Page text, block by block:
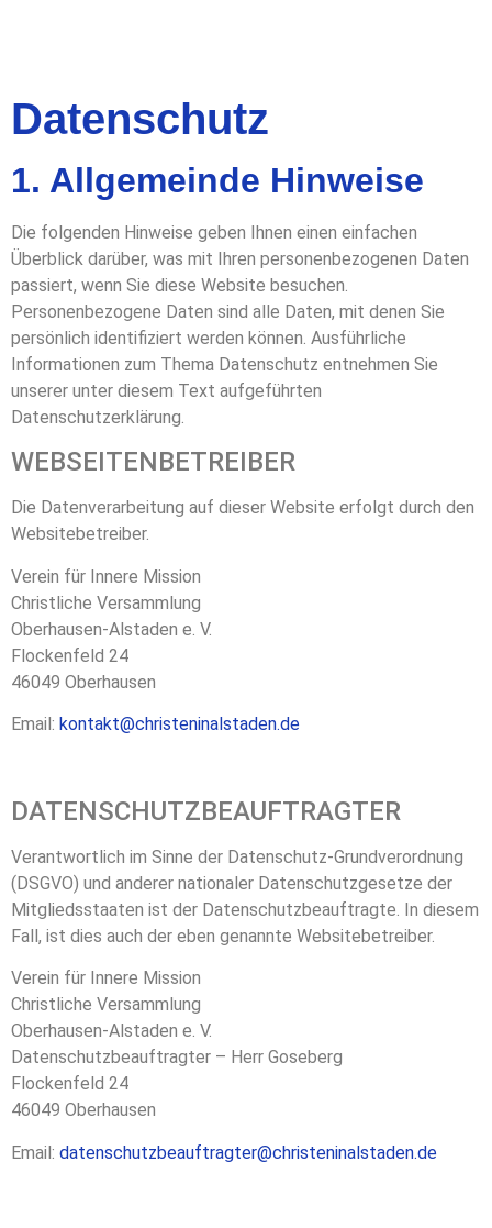
Datenschutz
1. Allgemeinde Hinweise
Die folgenden Hinweise geben Ihnen einen einfachen
Überblick darüber, was mit Ihren personenbezogenen Daten
passiert, wenn Sie diese Website besuchen.
Personenbezogene Daten sind alle Daten, mit denen Sie
persönlich identifiziert werden können. Ausführliche
Informationen zum Thema Datenschutz entnehmen Sie
unserer unter diesem Text aufgeführten
Datenschutzerklärung.
WEBSEITENBETREIBER
Die Datenverarbeitung auf dieser Website erfolgt durch den
Websitebetreiber.
Verein für Innere Mission
Christliche Versammlung
Oberhausen-Alstaden e. V.
Flockenfeld 24
46049 Oberhausen
Email: kontakt@christeninalstaden.de
DATENSCHUTZBEAUFTRAGTER
Verantwortlich im Sinne der Datenschutz-Grundverordnung
(DSGVO) und anderer nationaler Datenschutzgesetze der
Mitgliedsstaaten ist der Datenschutzbeauftragte. In diesem
Fall, ist dies auch der eben genannte Websitebetreiber.
Verein für Innere Mission
Christliche Versammlung
Oberhausen-Alstaden e. V.
Datenschutzbeauftragter – Herr Goseberg
Flockenfeld 24
46049 Oberhausen
Email: datenschutzbeauftragter@christeninalstaden.de